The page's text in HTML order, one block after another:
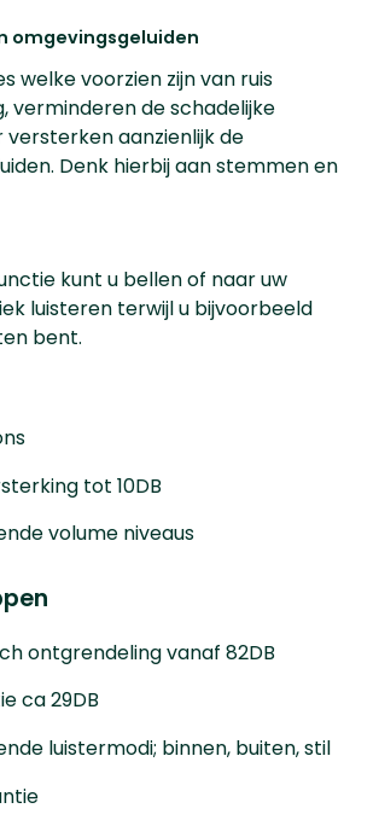
omgevingsgeluiden
welke voorzien zijn van ruis
verminderen de schadelijke
versterken aanzienlijk de
Denk hierbij aan stemmen en
kunt u bellen of naar uw
luisteren terwijl u bijvoorbeeld
bent.
tot 10DB
volume niveaus
ontgrendeling vanaf 82DB
ca 29DB
luistermodi; binnen, buiten, stil